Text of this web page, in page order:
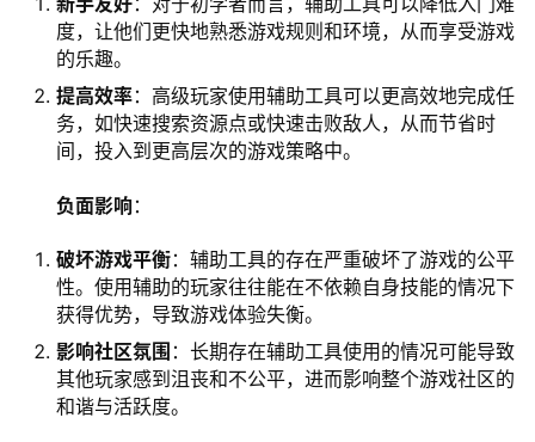
度，让他们更快地熟悉游戏规则和环境，从而享受游戏
的乐趣。
提高效率：高级玩家使用辅助工具可以更高效地完成任
务，如快速搜索资源点或快速击败敌人，从而节省时
间，投入到更高层次的游戏策略中。
负面影响：
破坏游戏平衡：辅助工具的存在严重破坏了游戏的公平
性。使用辅助的玩家往往能在不依赖自身技能的情况下
获得优势，导致游戏体验失衡。
影响社区氛围 ：长期存在辅助工具使用的情况可能导致
其他玩家感到沮丧和不公平，进而影响整个游戏社区的
和谐与活跃度。